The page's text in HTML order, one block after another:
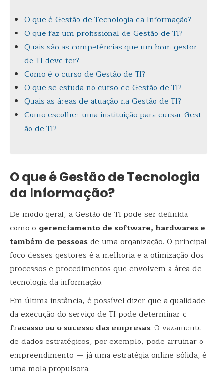
O que é Gestão de Tecnologia da Informação?
O que faz um profissional de Gestão de TI?
Quais são as competências que um bom gestor
de TI deve ter?
Como é o curso de Gestão de TI?
O que se estuda no curso de Gestão de TI?
Quais as áreas de atuação na Gestão de TI?
Como escolher uma instituição para cursar Gest
ão de TI?
O que é Gestão de Tecnologia
da Informação?
De modo geral, a Gestão de TI pode ser definida
como o gerenciamento de software, hardwares e
também de pessoasde uma organização. O principal
foco desses gestores é a melhoria e a otimização dos
processos e procedimentos que envolvem a área de
tecnologia da informação.
Em última instância, é possível dizer que a qualidade
da execução do serviço de TI pode determinar o
fracasso ou o sucesso das empresas. O vazamento
de dados estratégicos, por exemplo, pode arruinar o
empreendimento — já uma estratégia online sólida, é
uma mola propulsora.